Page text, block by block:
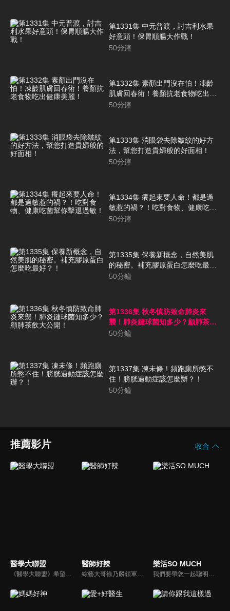
第1331集 中元普渡，討吉利水果
好意頭！保胃順腸大作戰！
50分鐘
第1332集 素顏出門沒在怕！凍齡
肌膚回春術！養顏抗老食物吃出健
康美麗！
50分鐘
第1333集 消眼袋去除皺紋的好方
法，幫您打造貴婦般的好面相！
50分鐘
第1334集 癢起來要人命！都是過
敏惹的禍？！吃對食物、健康吃菌
幫你擊退過敏！
50分鐘
第1335集 保養新概念，自然美肌
的秘密。補充膠原蛋白怎麼吃最
好？！
50分鐘
第1336集 秋冬慎防致命肺炎來
襲！肺炎鏈球菌知多少？顧肺茶飲
大公開！
50分鐘
第1337集 凍未條！頻跑廁所憋不
住！膀胱過動症該怎麼辦？！
50分鐘
推薦影片 收合
醫學大聯盟 醫師好辣
綜藝大哥徐乃麟領軍，率領「好辣軍團」挑戰醫界麻辣話題，對上帥哥美女醫師團，不一樣的白色旋風即將登場！以前不敢說的，現在說給你聽，只要你想聽，我們就敢問！沒有不能聊，就怕不夠辣！絕對讓您耳目一新！打破傳統，跳脫框架！挖掘麻辣秘辛！
樂活SO MUCH